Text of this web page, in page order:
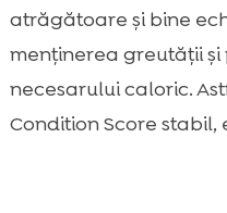
atrăgătoare și bine
menținerea greutății
necesarului caloric.
Condition Score